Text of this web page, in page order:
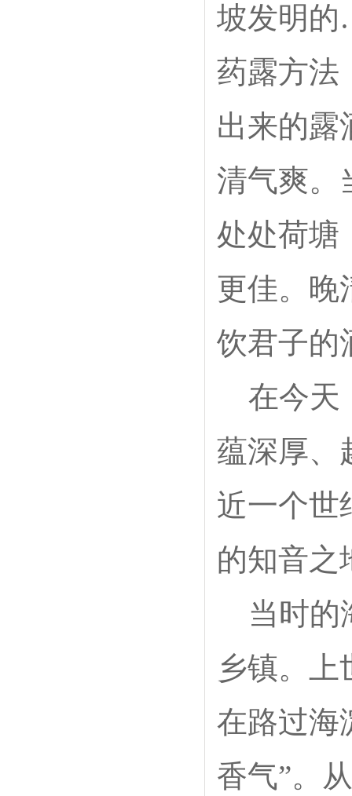
坡发明
药露方法
出来的露
清气爽。
处处荷塘
更佳。晚
饮君子的
在今天
蕴深厚、
近一个世
的知音之
当时的
乡镇。
在路过海
香气”。